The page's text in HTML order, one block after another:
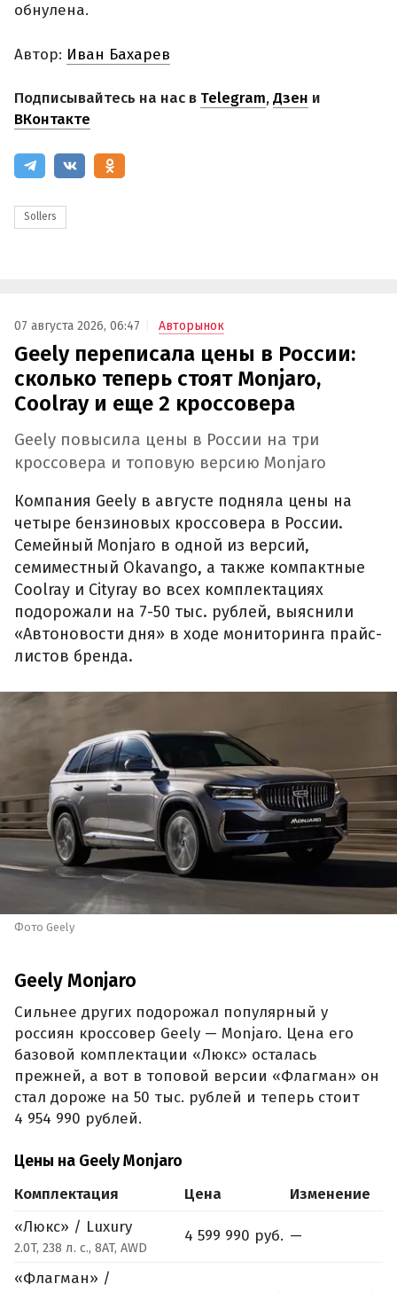
обнулена.
Автор: Иван Бахарев
Подписывайтесь на нас в Telegram,Дзен и
ВКонтакте
Sollers
07 августа 2026, 06:47 Авторынок
Geely переписала цены в России:
сколько теперь стоят Monjaro,
Coolray и еще 2 кроссовера
Geely повысила цены в России на три
кроссовера и топовую версию Monjaro
Компания Geely в августе подняла цены на
четыре бензиновых кроссовера в России.
Семейный Monjaro в одной из версий,
семиместный Okavango, а также компактные
Coolray и Cityray во всех комплектациях
подорожали на 7-50 тыс. рублей, выяснили
«Автоновости дня» в ходе мониторинга прайс-
листов бренда.
Фото Geely
Geely Monjaro
Сильнее других подорожал популярный у
россиян кроссовер Geely — Monjaro. Цена его
базовой комплектации «Люкс» осталась
прежней, а вот в топовой версии «Флагман» он
стал дороже на 50 тыс. рублей и теперь стоит
4 954 990 рублей.
Цены на Geely Monjaro
Комплектация Цена
Изменение
«Люкс» / Luxury
2.0T, 238 л. с., 8AT, AWD
4 599 990 руб. —
«Флагман» /